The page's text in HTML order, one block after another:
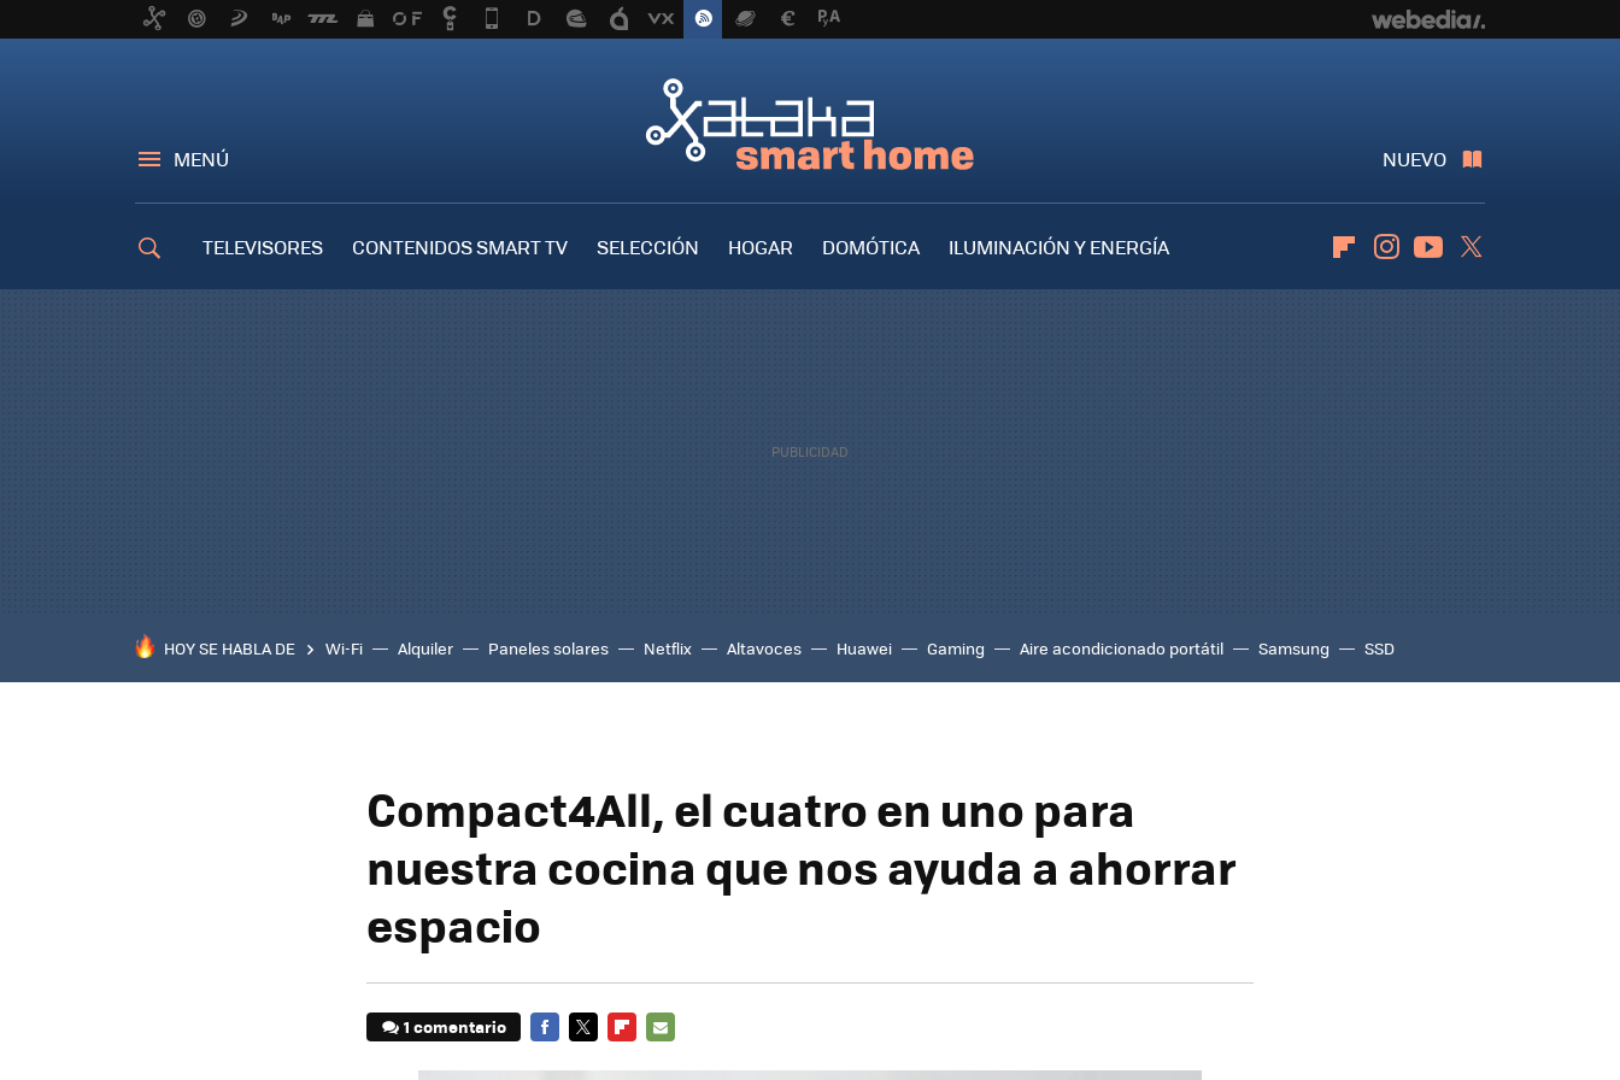
MENÚ NUEVO
TELEVISORES CONTENIDOS SMART TV SELECCIÓN HOGAR DOMÓTICA
ILUMINACIÓN Y ENERGÍA
FlipboardInstagramYoutube
HOY SE HABLA DE Wi-Fi Alquiler Paneles solares Netflix Altavoces Huawei Gaming Aire acondicionado portátil Samsung SSD
Compact4All, el cuatro en uno para
nuestra cocina que nos ayuda a ahorrar
espacio
1 comentario